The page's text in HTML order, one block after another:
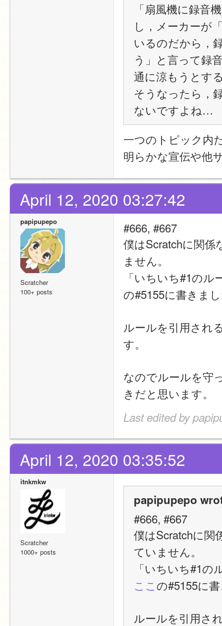
「扇風機に録音
し，メーカーが
いるのだから，
う」と言って録
通に涼もうとす
そうなったら，
ないですよね…
一つのトピック内
明らかな宣伝や他
April 12, 2020 03:27:42
papipupepo
Scratcher
100+ posts
#666, #667
僕はScratchに関
ません。
「いちいち#1の
の#5155に書きま
ルールを引用され
す。
なのでルールを守
きだと思います。
Last edited by
April 12, 2020 03:35:52
itnkmkw
Scratcher
1000+ posts
papipupepo
#666, #667
僕はScratchに関
ていません。
「いちいち#1
ここ の#5155に
ルールを引用さ